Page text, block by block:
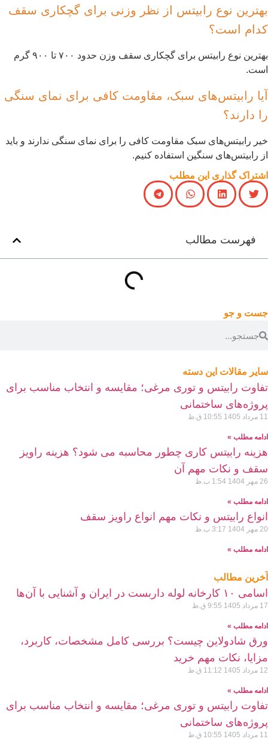
نوع رابیتس از نظر وزنی برای گچکاری سقف
است؟
بهترین نوع رابیتس برای گچکاری سقف وزن حدود ۷۰۰ تا ۹۰۰ گرم
رابیتس‌های سبک، مقاومت کافی برای نمای سنگی
دارند؟
رابیتس‌های سبک مقاومت کافی را برای نمای سنگی ندارند و باید
رابیتس‌های سنگین استفاده کنیم.
گذاری این مطلب
فهرست مطالب
و جو
مقالات این دسته
رابیتس و توری مرغی؛ مقایسه و انتخاب مناسب برای
ساختمانی
1405 10:55 ق.ظ
مطلب »
رابیتس کاری چطور محاسبه می شود؟ هزینه راویز
و نکات مهم آن
1404 1:54 ب.ظ
مطلب »
رابیتس و نکات مهم انواع راویز سقف
1404 3:17 ب.ظ
مطلب »
مطالب
۱۰ کارخانه لوله داربست در ایران و آشنایی با آن‌ها
1405 9:55 ق.ظ
مطلب »
شادولاین چیست؟ بررسی کامل مشخصات، کاربرد،
نکات مهم خرید
1405 11:12 ق.ظ
مطلب »
رابیتس و توری مرغی؛ مقایسه و انتخاب مناسب برای
ساختمانی
1405 10:55 ق.ظ